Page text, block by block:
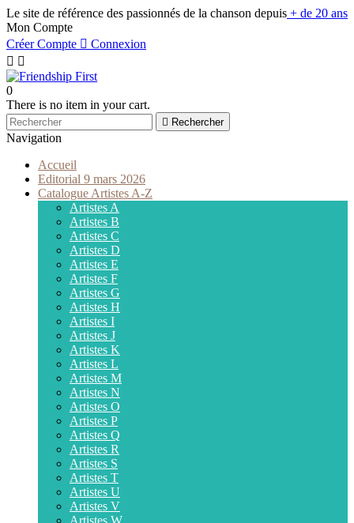
Le site de référence des passionnés de la chanson depuis + de 20 ans
Mon Compte
Créer Compte  Connexion
 
0
There is no item in your cart.
 Rechercher
Navigation
Accueil
Editorial 9 mars 2026
Catalogue Artistes A-Z
Artistes A
Artistes B
Artistes C
Artistes D
Artistes E
Artistes F
Artistes G
Artistes H
Artistes I
Artistes J
Artistes K
Artistes L
Artistes M
Artistes N
Artistes O
Artistes P
Artistes Q
Artistes R
Artistes S
Artistes T
Artistes U
Artistes V
Artistes W